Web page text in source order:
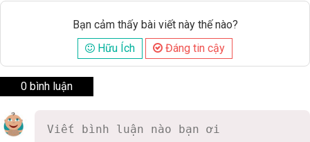
Bạn cảm thấy bài viết này thế nào?
Hữu Ích
Đáng tin cậy
0 bình luận